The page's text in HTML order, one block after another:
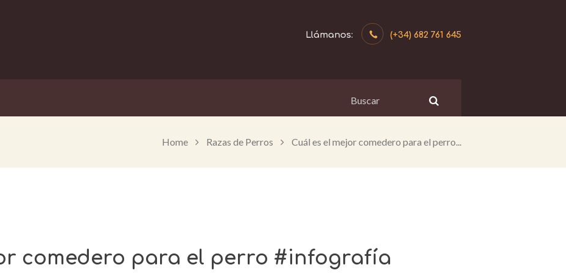
(+34) 682 761 645
Home Razas de Perros Cuál es el mejor comedero para el perro...
comedero para el perro #infografía